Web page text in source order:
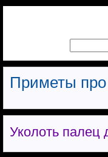
Приметы про
Уколоть палец